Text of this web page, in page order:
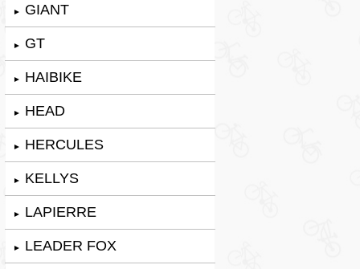
► GIANT
► GT
► HAIBIKE
► HEAD
► HERCULES
► KELLYS
► LAPIERRE
► LEADER FOX